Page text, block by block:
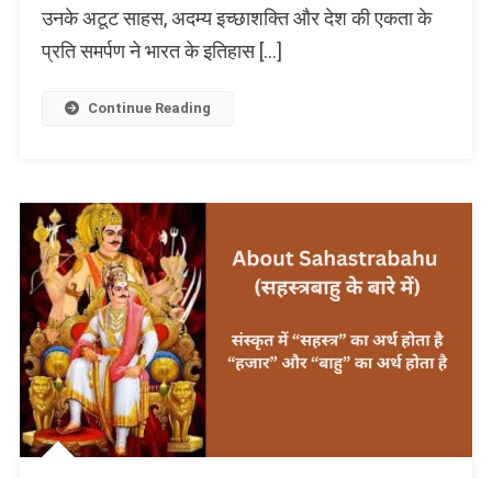
कौन
उनके अटूट साहस, अदम्य इच्छाशक्ति और देश की एकता के
प्रति समर्पण ने भारत के इतिहास […]
Continue Reading